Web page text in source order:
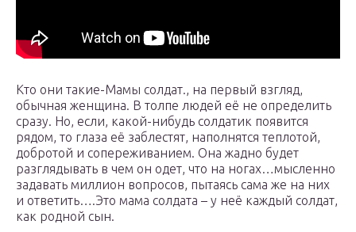
Кто они такие-Мамы солдат., на первый взгляд,
обычная женщина. В толпе людей её не определить
сразу. Но, если, какой-нибудь солдатик появится
рядом, то глаза её заблестят, наполнятся теплотой,
добротой и сопереживанием. Она жадно будет
разглядывать в чем он одет, что на ногах…мысленно
задавать миллион вопросов, пытаясь сама же на них
и ответить….Это мама солдата – у неё каждый солдат,
как родной сын.